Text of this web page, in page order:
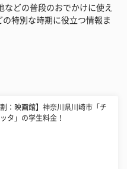
どの普段のおでかけに使え
特別な時期に役立つ情報ま
割：映画館】神奈川県川崎市「チ
タ」の学生料金！